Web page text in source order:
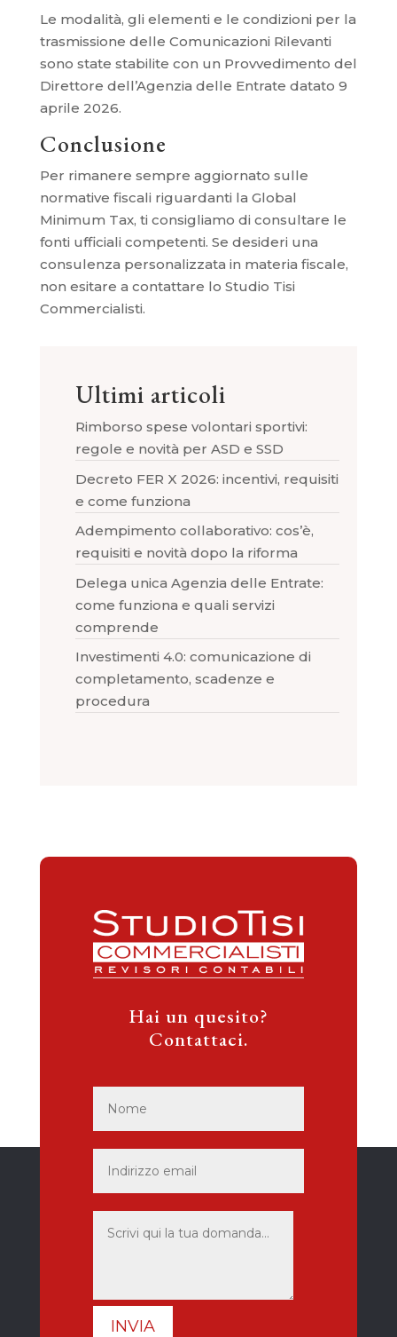
Le modalità, gli elementi e le condizioni per la
trasmissione delle Comunicazioni Rilevanti
sono state stabilite con un Provvedimento del
Direttore dell’Agenzia delle Entrate datato 9
aprile 2026.
Conclusione
Per rimanere sempre aggiornato sulle
normative fiscali riguardanti la Global
Minimum Tax, ti consigliamo di consultare le
fonti ufficiali competenti. Se desideri una
consulenza personalizzata in materia fiscale,
non esitare a contattare lo Studio Tisi
Commercialisti.
Ultimi articoli
Rimborso spese volontari sportivi:
regole e novità per ASD e SSD
Decreto FER X 2026: incentivi, requisiti
e come funziona
Adempimento collaborativo: cos’è,
requisiti e novità dopo la riforma
Delega unica Agenzia delle Entrate:
come funziona e quali servizi
comprende
Investimenti 4.0: comunicazione di
completamento, scadenze e
procedura
Hai un quesito?
Contattaci.
INVIA